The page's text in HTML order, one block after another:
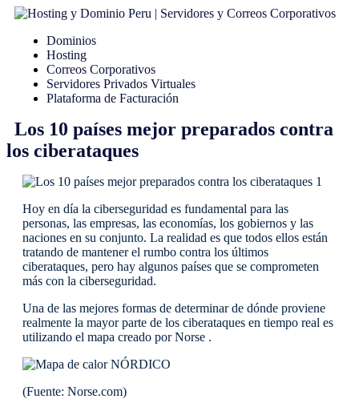
contenidoDominios
Hosting
Correos Corporativos
Servidores Privados Virtuales
Plataforma de Facturación
Los 10 países mejor preparados contra
los ciberataques
Hoy en día la ciberseguridad es fundamental para las
personas, las empresas, las economías, los gobiernos y las
naciones en su conjunto. La realidad es que todos ellos están
tratando de mantener el rumbo contra los últimos
ciberataques, pero hay algunos países que se comprometen
más con la ciberseguridad.
Una de las mejores formas de determinar de dónde proviene
realmente la mayor parte de los ciberataques en tiempo real es
utilizando el mapa creado por Norse .
(Fuente: Norse.com)